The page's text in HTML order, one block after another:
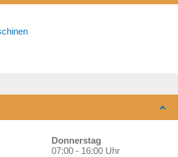
Donnerstag
07:00 - 16:00 Uhr